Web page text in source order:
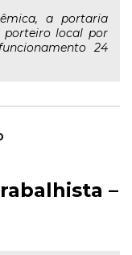
a portaria
porteiro local por
24
–